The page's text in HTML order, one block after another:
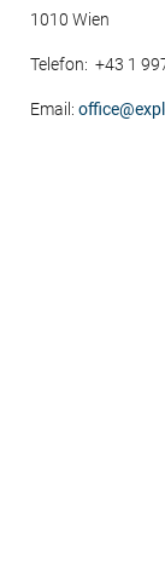
1010 Wien
Telefon: +43 1
Email: